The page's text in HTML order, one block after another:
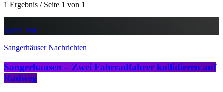
1 Ergebnis / Seite 1 von 1
insert_link
Sangerhäuser Nachrichten
Sangerhausen – Zwei Fahrradfahrer kollidieren auf
Radweg